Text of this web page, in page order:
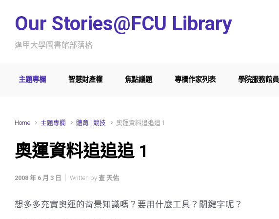
Our Stories@FCU Library
逢甲大學圖書館部落格
主題專欄 智慧財產權 焦點議題 專欄作家列表 學院服務館員
Home 主題專欄 體育│競技 奧運資料追追追 1
奧運資料追追追 1
2008 年 6 月 3 日 Written by 查 天佑
想多多充實奧運的背景知識嗎？要用什麼工具？關鍵字呢？